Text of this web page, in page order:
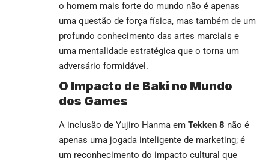
o homem mais forte do mundo não é apenas
uma questão de força física, mas também de um
profundo conhecimento das artes marciais e
uma mentalidade estratégica que o torna um
adversário formidável.
O Impacto de Baki no Mundo
dos Games
A inclusão de Yujiro Hanma em Tekken 8 não é
apenas uma jogada inteligente de marketing; é
um reconhecimento do impacto cultural que